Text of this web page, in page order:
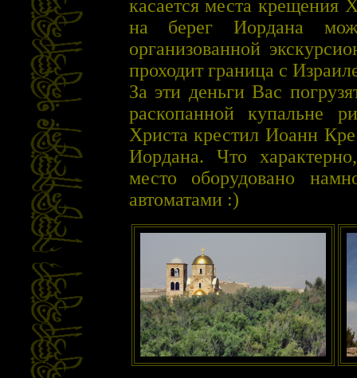
касается места крещения
на берег Иордана
организованной
проходит граница с
За эти деньги Вас
раскопанной купальне
Христа крестил Иоанн
Иордана. Что
место оборудовано
автоматами :)